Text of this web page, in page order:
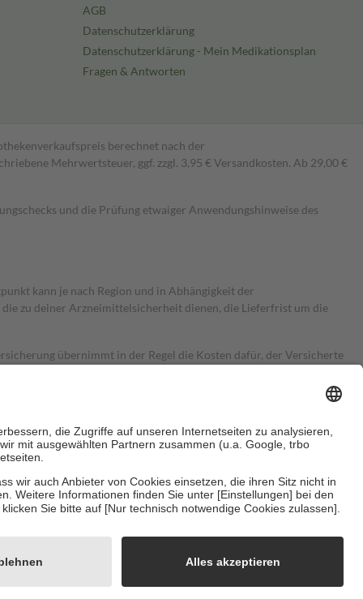
AGB
Datenschutzerklärung
Datenschutzerklärung - Mein Medikationsplan
Fragen & Antworten
berechnet nach der
Mehrwertsteuer, ggf. zzgl. 3,95 € Versandkosten. Ab 29,00 €
und die Prüfung etwaiger Anwendungshinweise des
kann je nach Region und in Abhängigkeit der
zu deiner Arzneimittelsicherheit dienen, die Lieferfrist um die
übernimmt in der Regel die Kosten dafür, der Versicherte
Es sind jedoch nie mehr als die tatsächlichen Kosten der Leistung
Zuzahlungen
dass es sich um echte Bewertungen handelt. Mehr